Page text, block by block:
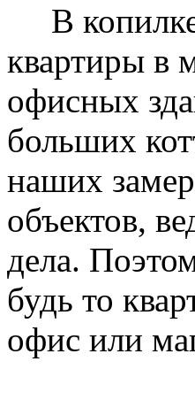
В копилке
квартиры в
офисных
больших
наших
объектов,
дела.
будь то
офис или